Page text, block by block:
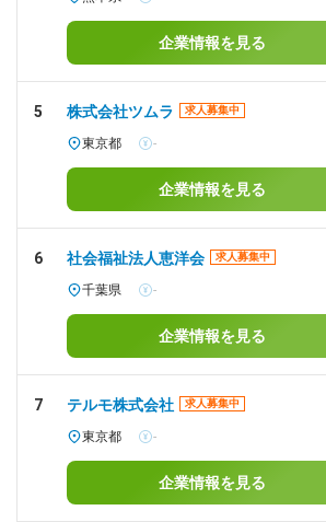
企業情報を見る
5 株式会社ツムラ 求人募集中
東京都 -
企業情報を見る
6 社会福祉法人恵洋会 求人募集中
千葉県 -
企業情報を見る
7 テルモ株式会社 求人募集中
東京都 -
企業情報を見る